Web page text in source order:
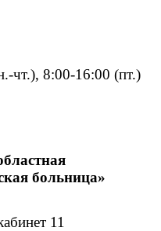
чт.), 8:00-16:00 (пт.)
больница»
11